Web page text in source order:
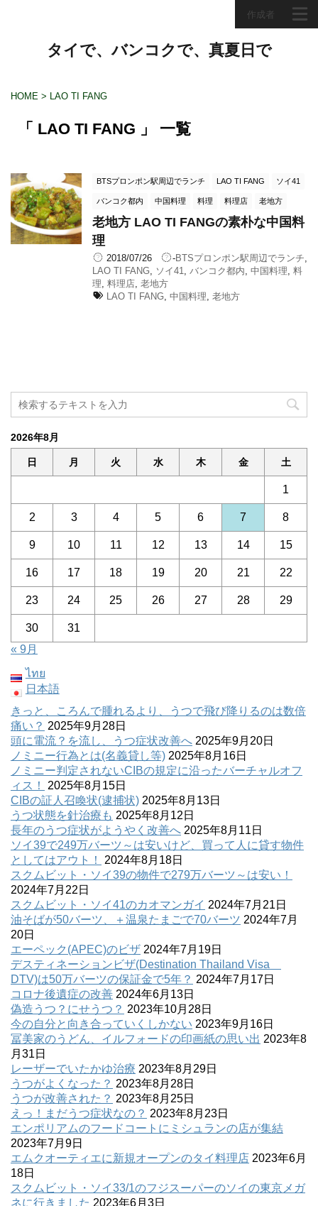
作成者
タイで、バンコクで、真夏日で
HOME > LAO TI FANG
「 LAO TI FANG 」 一覧
BTSプロンポン駅周辺でランチ LAO TI FANG ソイ41
バンコク都内 中国料理 料理 料理店 老地方
老地方 LAO TI FANGの素朴な中国料
理
2018/07/26 -BTSプロンポン駅周辺でランチ
LAO TI FANG
ソイ41 バンコク都内 中国料理 料
理 料理店 老地方
LAO TI FANG ,中国料理 ,老地方
2026年8月
日 月 火 水 木 金 土
1
2 3 4 5 6 7 8
9 10 11 12 13 14 15
16 17 18 19 20 21 22
23 24 25 26 27 28 29
30
31
« 9月
ไทย
日本語
きっと、ころんで腫れるより、うつで飛び降りるのは数倍
痛い？ 2025年9月28日
頭に電流？を流し、うつ症状改善へ 2025年9月20日
ノミニー行為とは(名義貸し等) 2025年8月16日
ノミニー判定されないCIBの規定に沿ったバーチャルオフ
ィス！
2025年8月15日
CIBの証人召喚状(逮捕状) 2025年8月13日
うつ状態を針治療も 2025年8月12日
長年のうつ症状がようやく改善へ 2025年8月11日
ソイ39で249万バーツ～は安いけど、買って人に貸す物件
としてはアウト！
2024年8月18日
スクムビット・ソイ39の物件で279万バーツ～は安い！
2024年7月22日
スクムビット・ソイ41のカオマンガイ 2024年7月21日
油そばが50バーツ、＋温泉たまごで70バーツ 2024年7月
20日
エーペック(APEC)のビザ 2024年7月19日
デスティネーションビザ(Destination Thailand Visa
DTV)は50万バーツの保証金で5年？ 2024年7月17日
コロナ後遺症の改善 2024年6月13日
偽造うつ？にせうつ？ 2023年10月28日
今の自分と向き合っていくしかない 2023年9月16日
冨美家のうどん、イルフォードの印画紙の思い出 2023年8
月31日
レーザーでいたかゆ治療 2023年8月29日
うつがよくなった？ 2023年8月28日
うつが改善された？ 2023年8月25日
えっ！まだうつ症状なの？ 2023年8月23日
エンポリアムのフードコートにミシュランの店が集結
2023年7月9日
エムクオーティエに新規オープンのタイ料理店 2023年6月
18日
スクムビット・ソイ33/1のフジスーパーのソイの東京メガ
ネに行きました 2023年6月3日